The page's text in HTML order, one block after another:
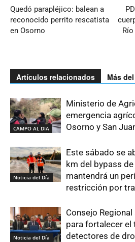
Quedó parapléjico: balean a
reconocido perrito rescatista
en Osorno
Artículos relacionados Más
CAMPO AL DIA
Ministerio de
emergencia
Osorno y San
Noticia del Día
Este sábado se
km del bypass
mantendrá un
restricción por
Noticia del Día
Consejo
para fortalecer el
detectores de